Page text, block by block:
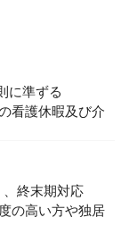
に準ずる
看護休暇及び介
終末期対応
の高い方や独居